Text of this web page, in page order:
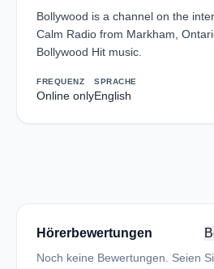
Bollywood is a channel on the
Calm Radio from Markham,
Bollywood Hit music.
FREQUENZ
Online only
SPRACHE
English
Hörerbewertungen
Noch keine Bewertungen. Seien